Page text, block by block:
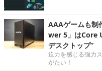
AAAゲームも制
wer 5」はCore
デスクトップ”
迫力を感じる強力
がたい！